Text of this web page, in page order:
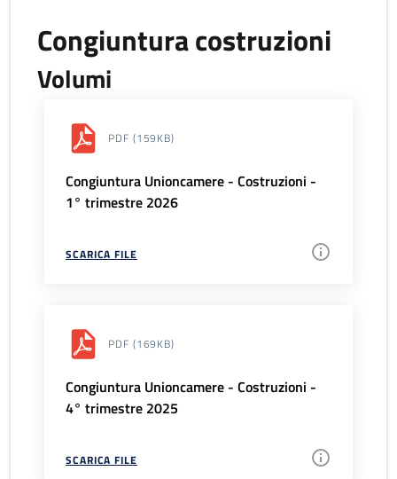
Congiuntura costruzioni
Volumi
PDF (159KB)
Congiuntura Unioncamere - Costruzioni -
1° trimestre 2026
SCARICA FILE
PDF (169KB)
Congiuntura Unioncamere - Costruzioni -
4° trimestre 2025
SCARICA FILE